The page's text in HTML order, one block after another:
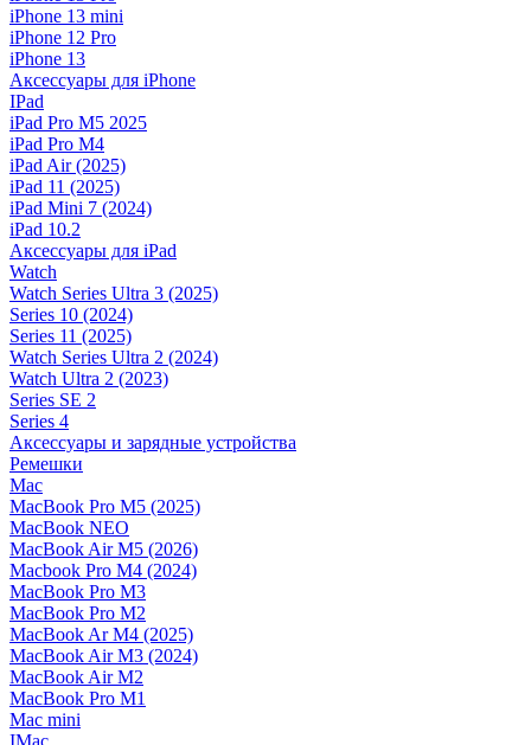
iPhone 13 mini
iPhone 12 Pro
iPhone 13
Аксессуары для iPhone
IPad
iPad Pro M5 2025
iPad Pro M4
iPad Air (2025)
iPad 11 (2025)
iPad Mini 7 (2024)
iPad 10.2
Аксессуары для iPad
Watch
Watch Series Ultra 3 (2025)
Series 10 (2024)
Series 11 (2025)
Watch Series Ultra 2 (2024)
Watch Ultra 2 (2023)
Series SE 2
Series 4
Аксессуары и зарядные устройства
Ремешки
Mac
MacBook Pro M5 (2025)
MacBook NEO
MacBook Air M5 (2026)
Macbook Pro M4 (2024)
MacBook Pro M3
MacBook Pro M2
MacBook Ar M4 (2025)
MacBook Air M3 (2024)
MacBook Air M2
MacBook Pro M1
Mac mini
IMac